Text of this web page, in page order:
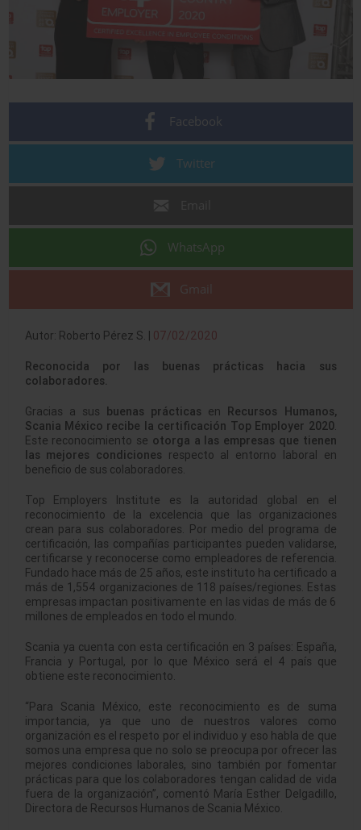
Facebook
Twitter
WhatsApp
Gmail
Autor: Roberto Pérez S. | 07/02/2020
Reconocida por las buenas prácticas hacia sus
colaboradores.
Gracias a sus buenas prácticas en Recursos Humanos,
Scania México recibe la certificación Top Employer 2020.
Este reconocimiento se otorga a las empresas que tienen
las mejores condiciones respecto al entorno laboral en
beneficio de sus colaboradores.
Top Employers Institute es la autoridad global en el
reconocimiento de la excelencia que las organizaciones
crean para sus colaboradores. Por medio del programa de
certificación, las compañías participantes pueden validarse,
certificarse y reconocerse como empleadores de referencia.
Fundado hace más de 25 años, este instituto ha certificado a
más de 1,554 organizaciones de 118 países/regiones. Estas
empresas impactan positivamente en las vidas de más de 6
millones de empleados en todo el mundo.
Scania ya cuenta con esta certificación en 3 países: España,
Francia y Portugal, por lo que México será el 4 país que
obtiene este reconocimiento.
“Para Scania México, este reconocimiento es de suma
importancia, ya que uno de nuestros valores como
organización es el respeto por el individuo y eso habla de que
somos una empresa que no solo se preocupa por ofrecer las
mejores condiciones laborales, sino también por fomentar
prácticas para que los colaboradores tengan calidad de vida
fuera de la organización”, comentó María Esther Delgadillo,
Directora de Recursos Humanos de Scania México.